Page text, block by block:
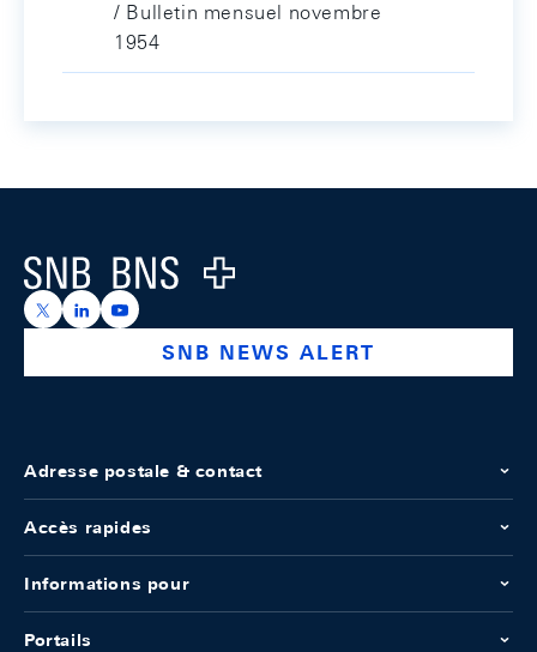
/ Bulletin mensuel novembre
1954
Logo
https://x.com/snb_bns
https://ch.linkedin.com/company/swiss-national-
https://www.youtube.com/@swissnationalbank
SNB NEWS ALERT
Adresse postale & contact
Accès rapides
Informations pour
Portails